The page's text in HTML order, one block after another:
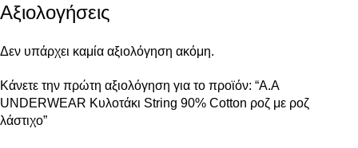
Αξιολογήσεις
Δεν υπάρχει καμία αξιολόγηση ακόμη.
Κάνετε την πρώτη αξιολόγηση για το προϊόν: “A.A
UNDERWEAR Κυλοτάκι String 90% Cotton ροζ με ροζ
λάστιχο”